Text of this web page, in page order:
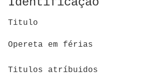
Titulo
Opereta em férias
Titulos atríbuidos